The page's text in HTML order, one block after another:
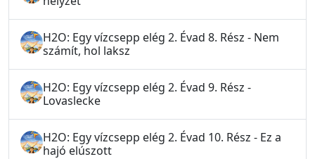
H2O: Egy vízcsepp elég 2. Évad 8. Rész - Nem
számít, hol laksz
H2O: Egy vízcsepp elég 2. Évad 9. Rész -
Lovaslecke
H2O: Egy vízcsepp elég 2. Évad 10. Rész - Ez a
hajó elúszott